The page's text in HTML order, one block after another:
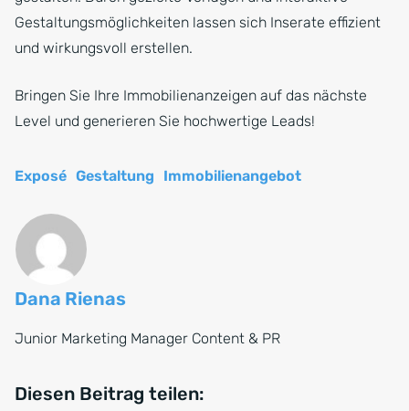
Gestaltungsmöglichkeiten lassen sich Inserate effizient
und wirkungsvoll erstellen.
Bringen Sie Ihre Immobilienanzeigen auf das nächste
Level und generieren Sie hochwertige Leads!
Exposé Gestaltung Immobilienangebot
Dana Rienas
Junior Marketing Manager Content & PR
Diesen Beitrag teilen: